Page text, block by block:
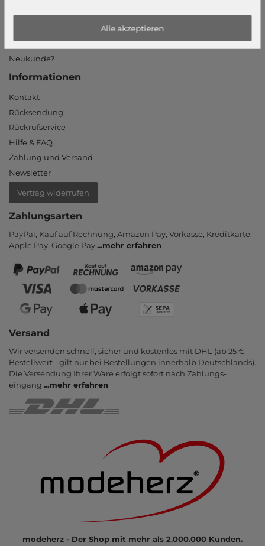
Login
Neukunde?
Informationen
Kontakt
Rücksendung
Rückrufservice
Hilfe & FAQ
Zahlung und Versand
Newsletter
Vertrag widerrufen
Zahlungsarten
PayPal, Kauf auf Rechnung, Amazon Pay, Vor­kasse, Kredit­karte,
Apple Pay, Google Pay...mehr erfahren
Versand
Wir versenden schnell, sicher und kostenlos mit DHL (ab 25 €
Bestell­wert - gilt nur bei Bestel­lungen inner­halb Deutsch­lands).
Die Ver­sendung Ihrer Ware er­folgt sofort nach Zahlungs­
eingang ...mehr erfahren
modeherz - Der Shop mit mehr als 2.000.000 Kunden.
Alle akzeptieren